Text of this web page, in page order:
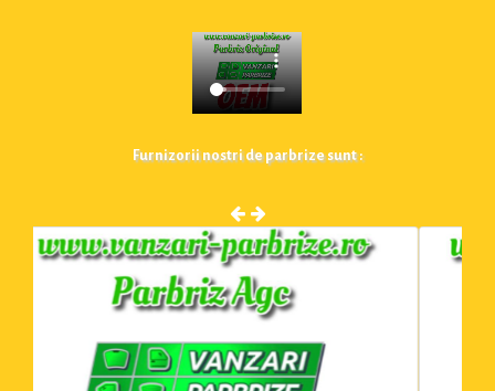
Furnizorii nostri de parbrize sunt :